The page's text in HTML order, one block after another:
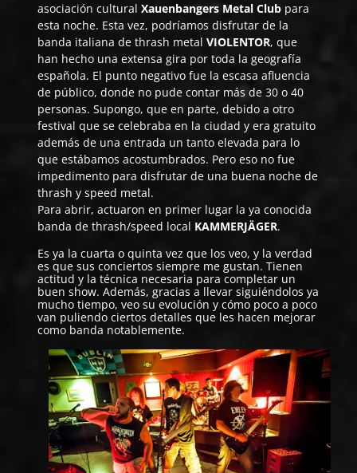
asociación culturalXauenbangers Metal Club para
esta noche. Esta vez, podríamos disfrutar de la
banda italiana de thrash metalVIOLENTOR, que
han hecho una extensa gira por toda la geografía
española. El punto negativo fue la escasa afluencia
de público, donde no pude contar más de 30 o 40
personas. Supongo, que en parte, debido a otro
festival que se celebraba en la ciudad y era gratuito
además de una entrada un tanto elevada para lo
que estábamos acostumbrados. Pero eso no fue
impedimento para disfrutar de una buena noche de
thrash y speed metal.
Para abrir, actuaron en primer lugar la ya conocida
banda de thrash/speed local KAMMERJÄGER.
Es ya la cuarta o quinta vez que los veo, y la verdad
es que sus conciertos siempre me gustan. Tienen
actitud y la técnica necesaria para completar un
buen show. Además, gracias a llevar siguiéndolos ya
mucho tiempo, veo su evolución y cómo poco a poco
van puliendo ciertos detalles que les hacen mejorar
como banda notablemente.